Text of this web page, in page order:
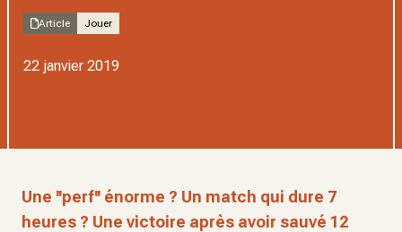
Article Jouer
22 janvier 2019
Une ''perf'' énorme ? Un match qui dure 7
heures ? Une victoire après avoir sauvé 12